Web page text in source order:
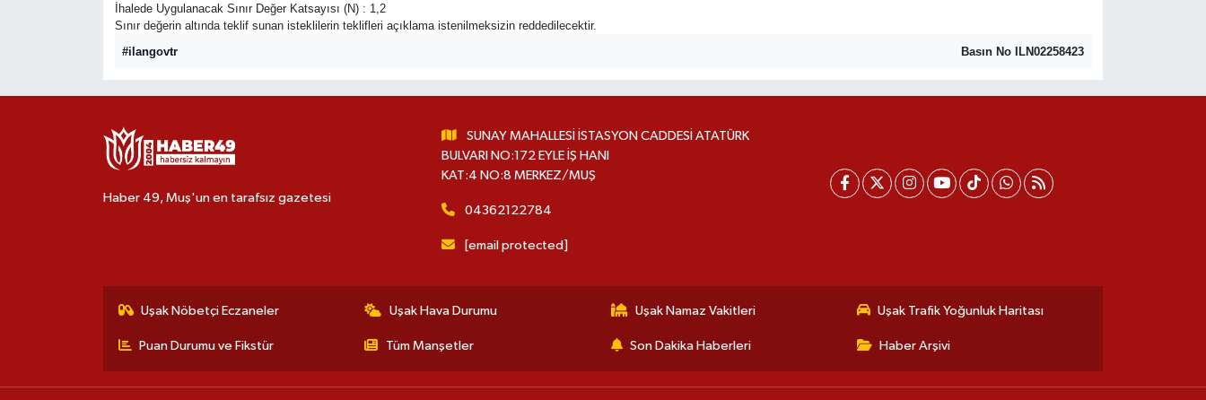
İhalede Uygulanacak Sınır Değer Katsayısı (N) : 1,2
Sınır değerin altında teklif sunan isteklilerin teklifleri açıklama istenilmeksizin reddedilecektir.
#ilangovtr
Basın No ILN02258423
Haber 49, Muş'un en tarafsız gazetesi
SUNAY MAHALLESİ İSTASYON CADDESİ ATATÜRK
BULVARI NO:172 EYLE İŞ HANI
KAT:4 NO:8 MERKEZ/MUŞ
04362122784
[email protected]
Uşak Nöbetçi Eczaneler Uşak Hava Durumu Uşak Namaz Vakitleri Uşak Trafik Yoğunluk Haritası
Puan Durumu ve Fikstür Tüm Manşetler Son Dakika Haberleri Haber Arşivi